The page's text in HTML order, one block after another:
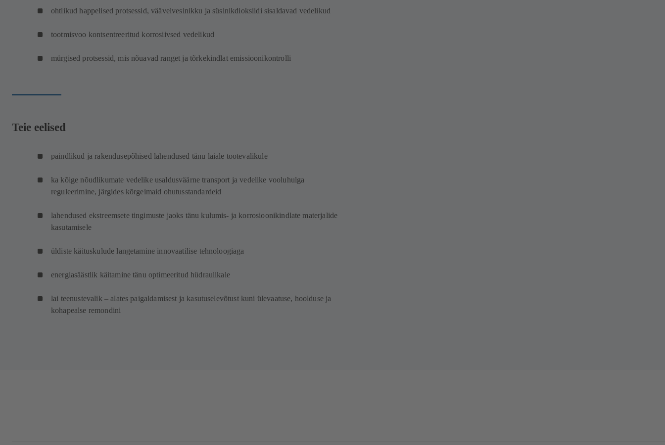
ohtlikud happelised protsessid, väävelvesinikku ja süsinikdioksiidi sisaldavad vedelikud
tootmisvoo kontsentreeritud korrosiivsed vedelikud
mürgised protsessid, mis nõuavad ranget ja tõrkekindlat emissioonikontrolli
Teie eelised
paindlikud ja rakendusepõhised lahendused tänu laiale tootevalikule
ka kõige nõudlikumate vedelike usaldusväärne transport ja vedelike vooluhulga
reguleerimine, järgides kõrgeimaid ohutusstandardeid
lahendused ekstreemsete tingimuste jaoks tänu kulumis- ja korrosioonikindlate materjalide
kasutamisele
üldiste käituskulude langetamine innovaatilise tehnoloogiaga
energiasäästlik käitamine tänu optimeeritud hüdraulikale
lai teenustevalik – alates paigaldamisest ja kasutuselevõtust kuni ülevaatuse, hoolduse ja
kohapealse remondini